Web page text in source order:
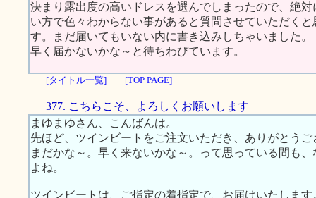
決まり露出度の高いドレスを選んでしまったので、絶
い方で色々わからない事があると質問させていただく
す。まだ届いてもいない内に書き込みしちゃいました。
早く届かないかな～と待ちわびています。
[タイトル一覧] [TOP PAGE]
377. こちらこそ、よろしくお願いします
まゆまゆさん、こんばんは。
先ほど、ツインビートをご注文いただき、ありがとうご
まだかな～。早く来ないかな～。って思っている間も
よね。
ツインビートは、ご指定の着指定で、お届けいたします